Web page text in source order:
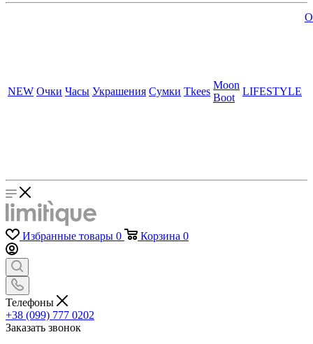
NEW Очки Часы Украшения Сумки Tkees
Moon
Boot
LIFESTYLE
Избранные товары 0 Корзина 0
Телефоны
+38 (099) 777 0202
Заказать звонок